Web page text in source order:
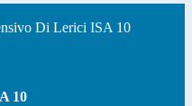
Di Lerici ISA 10
10